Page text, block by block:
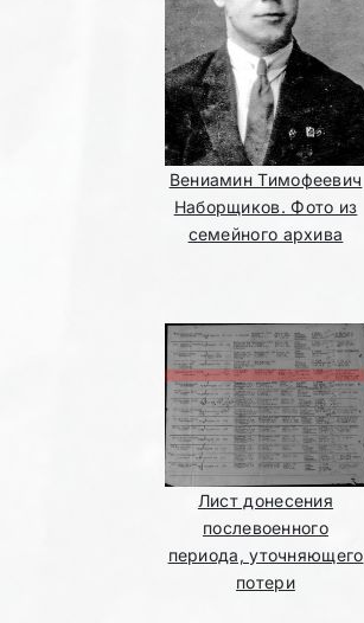
Вениамин Тимофеевич
Наборщиков. Фото из
семейного архива
Лист донесения
послевоенного
периода, уточняющего
потери